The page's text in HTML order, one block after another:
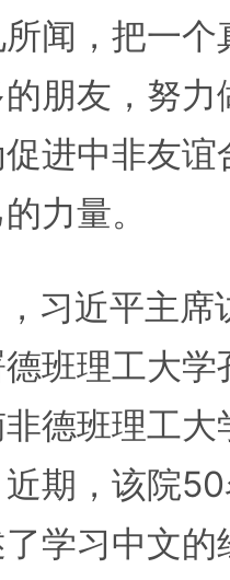
闻，把一
朋友，努
进中非友
力量。
近平主席
班理工大
德班理工
期，该院
学习中文